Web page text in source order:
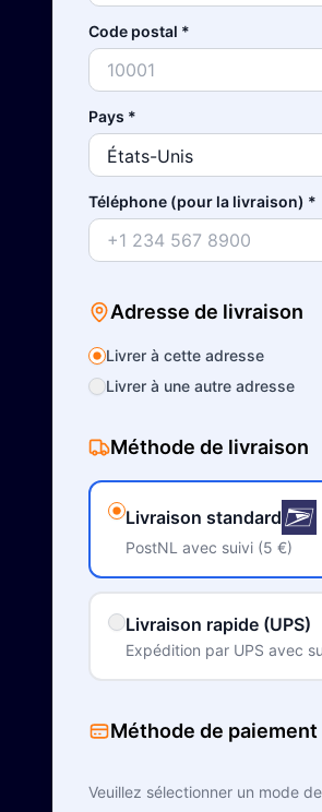
Code postal *
Pays *
Téléphone (pour la livraison) *
Adresse de livraison
Livrer à cette adresse
Livrer à une autre adresse
Méthode de livraison
Livraison standard
PostNL avec suivi (5 €)
Livraison rapide (UPS)
Expédition par UPS avec
Méthode de paiement
Veuillez sélectionner un mode